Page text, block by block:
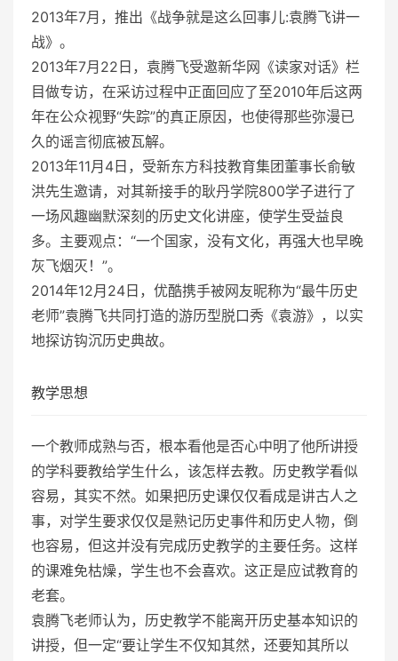
2013年7月，推出《战争就是这么回事儿:袁腾飞讲一
战》。
2013年7月22日，袁腾飞受邀新华网《读家对话》栏
目做专访，在采访过程中正面回应了至2010年后这两
年在公众视野“失踪”的真正原因，也使得那些弥漫已
久的谣言彻底被瓦解。
2013年11月4日，受新东方科技教育集团董事长俞敏
洪先生邀请，对其新接手的耿丹学院800学子进行了
一场风趣幽默深刻的历史文化讲座，使学生受益良
多。主要观点：“一个国家，没有文化，再强大也早晚
灰飞烟灭！”。
2014年12月24日，优酷携手被网友昵称为“最牛历史
老师”袁腾飞共同打造的游历型脱口秀《袁游》，以实
地探访钩沉历史典故。
教学思想
一个教师成熟与否，根本看他是否心中明了他所讲授
的学科要教给学生什么，该怎样去教。历史教学看似
容易，其实不然。如果把历史课仅仅看成是讲古人之
事，对学生要求仅仅是熟记历史事件和历史人物，倒
也容易，但这并没有完成历史教学的主要任务。这样
的课难免枯燥，学生也不会喜欢。这正是应试教育的
老套。
袁腾飞老师认为，历史教学不能离开历史基本知识的
讲授，但一定“要让学生不仅知其然，还要知其所以